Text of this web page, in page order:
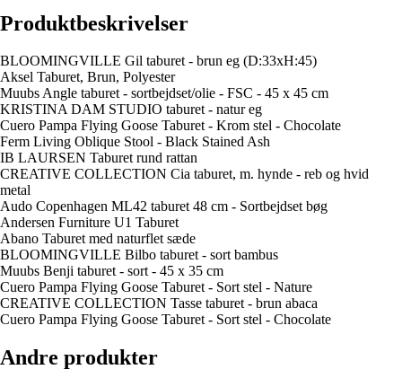
Produktbeskrivelser
BLOOMINGVILLE Gil taburet - brun eg (D:33xH:45)
Aksel Taburet, Brun, Polyester
Muubs Angle taburet - sortbejdset/olie - FSC - 45 x 45 cm
KRISTINA DAM STUDIO taburet - natur eg
Cuero Pampa Flying Goose Taburet - Krom stel - Chocolate
Ferm Living Oblique Stool - Black Stained Ash
IB LAURSEN Taburet rund rattan
CREATIVE COLLECTION Cia taburet, m. hynde - reb og hvid
metal
Audo Copenhagen ML42 taburet 48 cm - Sortbejdset bøg
Andersen Furniture U1 Taburet
Abano Taburet med naturflet sæde
BLOOMINGVILLE Bilbo taburet - sort bambus
Muubs Benji taburet - sort - 45 x 35 cm
Cuero Pampa Flying Goose Taburet - Sort stel - Nature
CREATIVE COLLECTION Tasse taburet - brun abaca
Cuero Pampa Flying Goose Taburet - Sort stel - Chocolate
Andre produkter